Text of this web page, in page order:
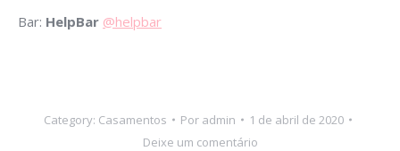
Bar: HelpBar @helpbar
Category: Casamentos Por admin
1 de abril de 2020
Deixe um comentário